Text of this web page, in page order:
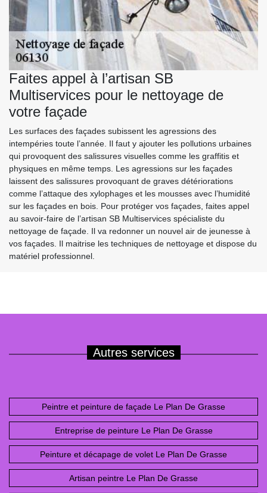
Faites appel à l’artisan SB
Multiservices pour le nettoyage de
votre façade
Les surfaces des façades subissent les agressions des
intempéries toute l’année. Il faut y ajouter les pollutions urbaines
qui provoquent des salissures visuelles comme les graffitis et
physiques en même temps. Les agressions sur les façades
laissent des salissures provoquant de graves détériorations
comme l’attaque des xylophages et les mousses avec l’humidité
sur les façades en bois. Pour protéger vos façades, faites appel
au savoir-faire de l’artisan SB Multiservices spécialiste du
nettoyage de façade. Il va redonner un nouvel air de jeunesse à
vos façades. Il maitrise les techniques de nettoyage et dispose du
matériel professionnel.
Autres services
Peintre et peinture de façade Le Plan De Grasse
Entreprise de peinture Le Plan De Grasse
Peinture et décapage de volet Le Plan De Grasse
Artisan peintre Le Plan De Grasse